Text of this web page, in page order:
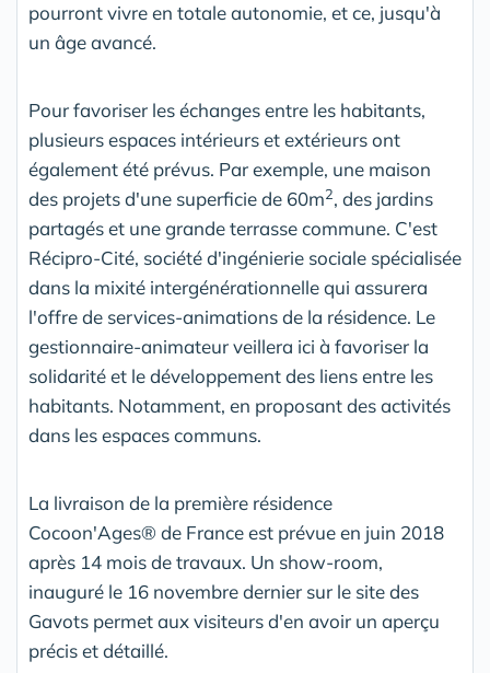
pourront vivre en totale autonomie, et ce, jusqu'à
un âge avancé.
Pour favoriser les échanges entre les habitants,
plusieurs espaces intérieurs et extérieurs ont
également été prévus. Par exemple, une maison
des projets d'une superficie de 60m2, des jardins
partagés et une grande terrasse commune. C'est
Récipro-Cité, société d'ingénierie sociale spécialisée
dans la mixité intergénérationnelle qui assurera
l'offre de services-animations de la résidence. Le
gestionnaire-animateur veillera ici à favoriser la
solidarité et le développement des liens entre les
habitants. Notamment, en proposant des activités
dans les espaces communs.
La livraison de la première résidence
Cocoon'Ages® de France est prévue en juin 2018
après 14 mois de travaux. Un show-room,
inauguré le 16 novembre dernier sur le site des
Gavots permet aux visiteurs d'en avoir un aperçu
précis et détaillé.